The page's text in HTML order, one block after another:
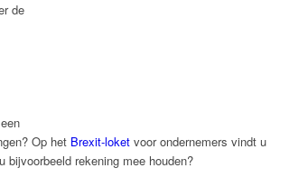
de
Op het Brexit-loket voor ondernemers vindt u
bijvoorbeeld rekening mee houden?